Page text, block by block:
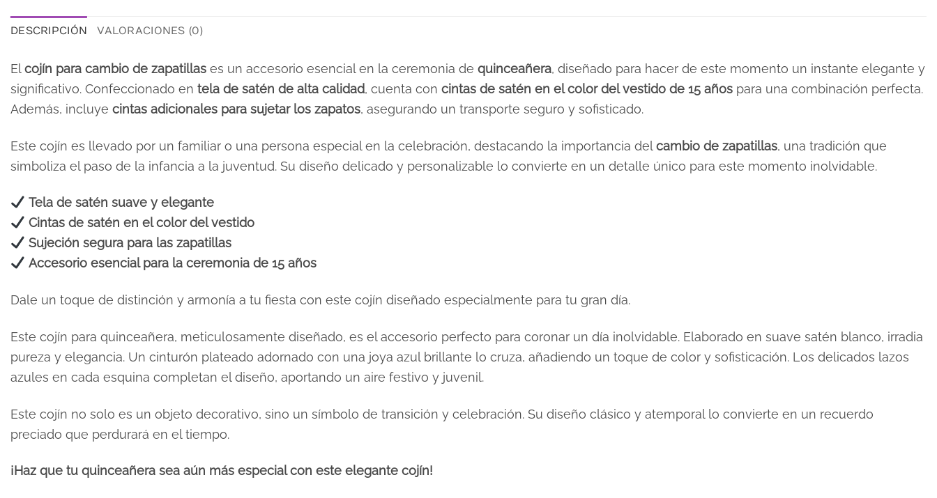
DESCRIPCIÓN VALORACIONES (0)
Elcojín para cambio de zapatillas es un accesorio esencial en la ceremonia de quinceañera, diseñado para hacer de este momento un instante elegante y
significativo. Confeccionado en tela de satén de alta calidad, cuenta con cintas de satén en el color del vestido de 15 años para una combinación perfecta.
Además, incluye cintas adicionales para sujetar los zapatos, asegurando un transporte seguro y sofisticado.
Este cojín es llevado por un familiar o una persona especial en la celebración, destacando la importancia delcambio de zapatillas, una tradición que
simboliza el paso de la infancia a la juventud. Su diseño delicado y personalizable lo convierte en un detalle único para este momento inolvidable.
Tela de satén suave y elegante
Cintas de satén en el color del vestido
Sujeción segura para las zapatillas
Accesorio esencial para la ceremonia de 15 años
Dale un toque de distinción y armonía a tu fiesta con este cojín diseñado especialmente para tu gran día.
Este cojín para quinceañera, meticulosamente diseñado, es el accesorio perfecto para coronar un día inolvidable. Elaborado en suave satén blanco, irradia
pureza y elegancia. Un cinturón plateado adornado con una joya azul brillante lo cruza, añadiendo un toque de color y sofisticación. Los delicados lazos
azules en cada esquina completan el diseño, aportando un aire festivo y juvenil.
Este cojín no solo es un objeto decorativo, sino un símbolo de transición y celebración. Su diseño clásico y atemporal lo convierte en un recuerdo
preciado que perdurará en el tiempo.
¡Haz que tu quinceañera sea aún más especial con este elegante cojín!